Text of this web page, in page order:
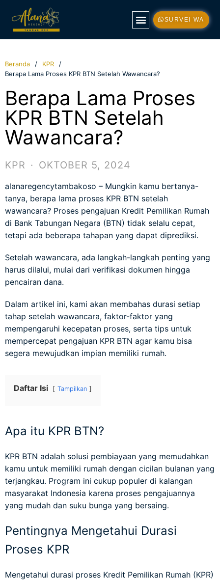
SURVEI WA
Beranda
KPR
Berapa Lama Proses KPR BTN Setelah Wawancara?
Berapa Lama Proses
KPR BTN Setelah
Wawancara?
KPR · OKTOBER 5, 2024
alanaregencytambakoso – Mungkin kamu bertanya-
tanya, berapa lama proses KPR BTN setelah
wawancara? Proses pengajuan Kredit Pemilikan Rumah
di Bank Tabungan Negara (BTN) tidak selalu cepat,
tetapi ada beberapa tahapan yang dapat diprediksi.
Setelah wawancara, ada langkah-langkah penting yang
harus dilalui, mulai dari verifikasi dokumen hingga
pencairan dana.
Dalam artikel ini, kami akan membahas durasi setiap
tahap setelah wawancara, faktor-faktor yang
mempengaruhi kecepatan proses, serta tips untuk
mempercepat pengajuan KPR BTN agar kamu bisa
segera mewujudkan impian memiliki rumah.
Daftar Isi Tampilkan
Apa itu KPR BTN?
KPR BTN adalah solusi pembiayaan yang memudahkan
kamu untuk memiliki rumah dengan cicilan bulanan yang
terjangkau. Program ini cukup populer di kalangan
masyarakat Indonesia karena proses pengajuannya
yang mudah dan suku bunga yang bersaing.
Pentingnya Mengetahui Durasi
Proses KPR
Mengetahui durasi proses Kredit Pemilikan Rumah (KPR)